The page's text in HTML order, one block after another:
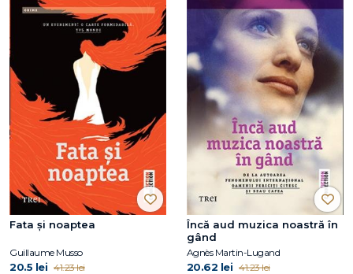
Fata și noaptea
Guillaume Musso
20.5 lei 41.23 lei
Încă aud muzica noastră în
gând
Agnès Martin-Lugand
20.62 lei 41.23 lei